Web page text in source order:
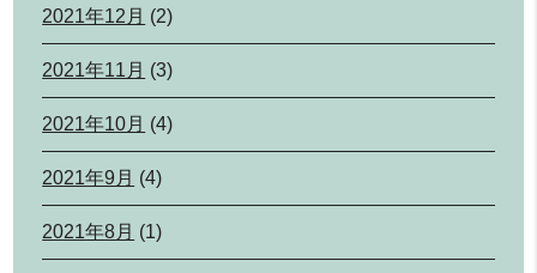
2021年12月 (2)
2021年11月 (3)
2021年10月 (4)
2021年9月 (4)
2021年8月 (1)